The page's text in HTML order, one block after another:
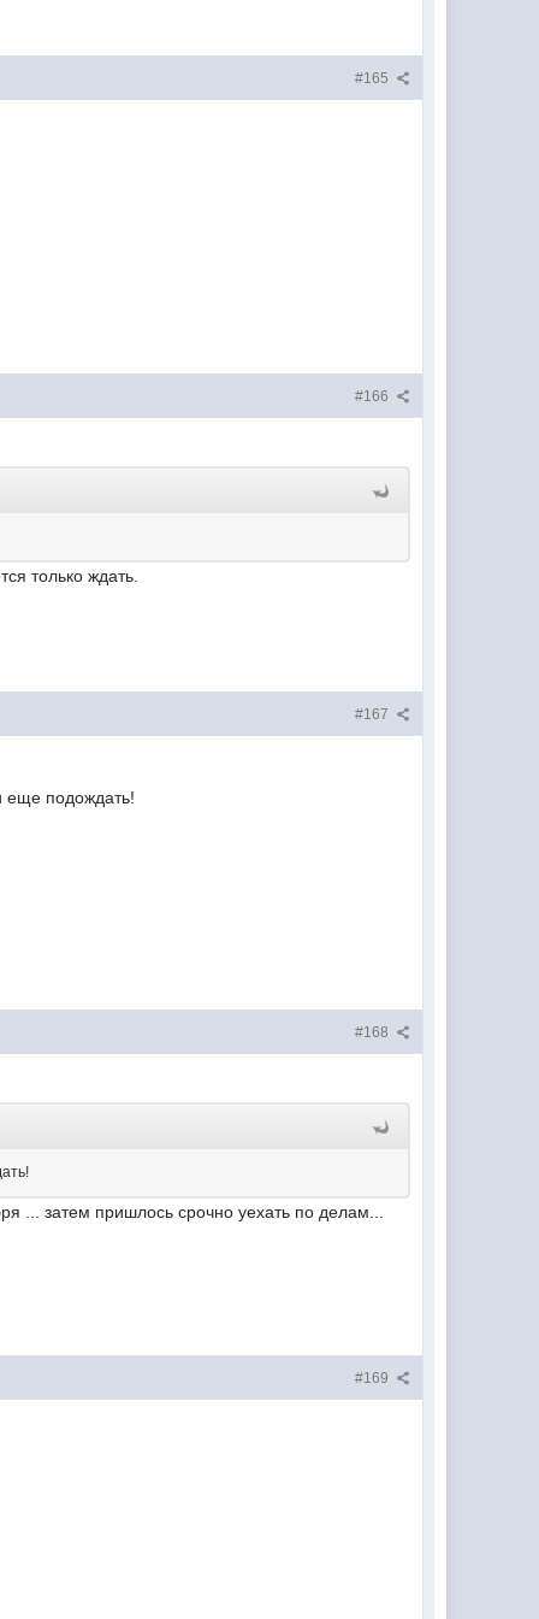
#165
#166
только ждать.
#167
еще подождать!
#168
... затем пришлось срочно уехать по делам...
#169